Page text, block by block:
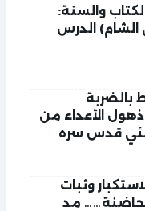
والسنة:
الشام) الدرس
بالضربة
الأعداء من
قدس سره
وثبات
مد